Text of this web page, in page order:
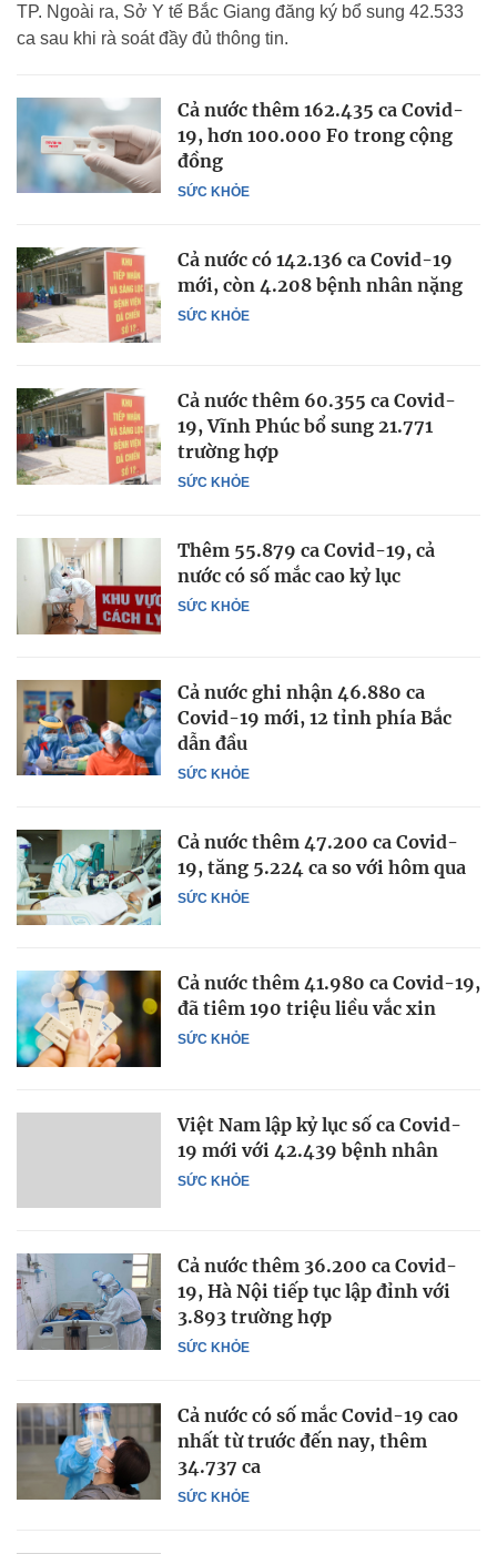
TP. Ngoài ra, Sở Y tế Bắc Giang đăng ký bổ sung 42.533
ca sau khi rà soát đầy đủ thông tin.
SỨC KHỎE
Cả nước thêm 162.435 ca Covid-
19, hơn 100.000 F0 trong cộng
đồng
SỨC KHỎE
Cả nước có 142.136 ca Covid-19
mới, còn 4.208 bệnh nhân nặng
SỨC KHỎE
Cả nước thêm 60.355 ca Covid-
19, Vĩnh Phúc bổ sung 21.771
trường hợp
SỨC KHỎE
Thêm 55.879 ca Covid-19, cả
nước có số mắc cao kỷ lục
SỨC KHỎE
Cả nước ghi nhận 46.880 ca
Covid-19 mới, 12 tỉnh phía Bắc
dẫn đầu
SỨC KHỎE
Cả nước thêm 47.200 ca Covid-
19, tăng 5.224 ca so với hôm qua
SỨC KHỎE
Cả nước thêm 41.980 ca Covid-19,
đã tiêm 190 triệu liều vắc xin
SỨC KHỎE
Việt Nam lập kỷ lục số ca Covid-
19 mới với 42.439 bệnh nhân
SỨC KHỎE
Cả nước thêm 36.200 ca Covid-
19, Hà Nội tiếp tục lập đỉnh với
3.893 trường hợp
SỨC KHỎE
Cả nước có số mắc Covid-19 cao
nhất từ trước đến nay, thêm
34.737 ca